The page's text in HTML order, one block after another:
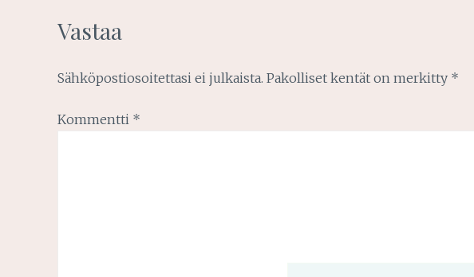
Vastaa
Sähköpostiosoitettasi ei julkaista. Pakolliset kentät on merkitty *
Kommentti *